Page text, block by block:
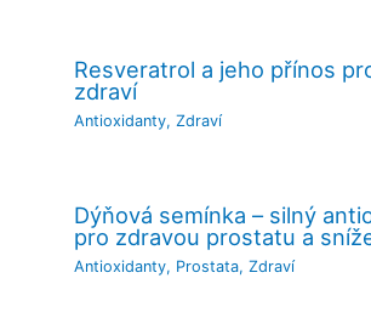
Resveratrol a jeho přínos
zdraví
Antioxidanty,Zdraví
Dýňová semínka – silný
pro zdravou prostatu a
Antioxidanty, Prostata,Zdraví